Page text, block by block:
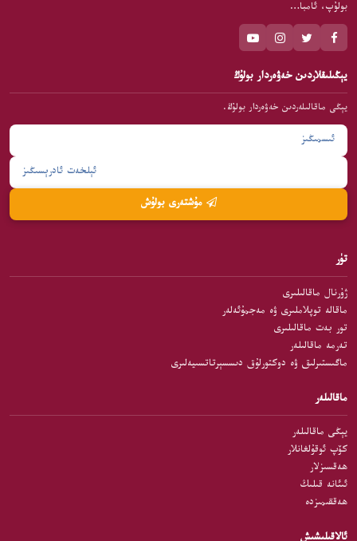
بولۇپ، ئامبا…
يېڭىلىقلاردىن خەۋەردار بولۇڭ
يېڭى ماقالىلەردىن خەۋەردار بولۇڭ.
تۈر
ژۇرنال ماقالىلىرى
ماقالە توپلاملىرى ۋە مەجمۇئەلەر
تور بەت ماقالىلىرى
تەرمە ماقالىلەر
ماگىستىرلىق ۋە دوكتورلۇق دىسسېرتاتسىيەلىرى
ماقالىلەر
يېڭى ماقالىلەر
كۆپ ئوقۇلغانلار
ھەقسىزلار
ئىئانە قىلىڭ
ھەققىمىزدە